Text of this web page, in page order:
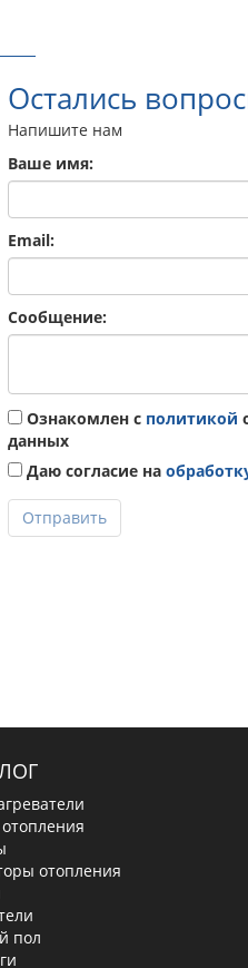
Остались
Напишите нам
Ваше имя:
Email:
Сообщение:
Ознакомлен с политикой
данных
Даю согласие на
Отправить
отопления
пол